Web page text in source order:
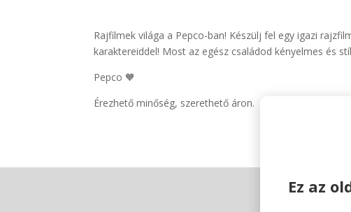
Rajfilmek világa a Pepco-ban! Készülj fel egy igazi
karaktereiddel! Most az egész családod kényelmes és
Pepco 🧡
Érezhető minőség, szerethető áron.
Ez az